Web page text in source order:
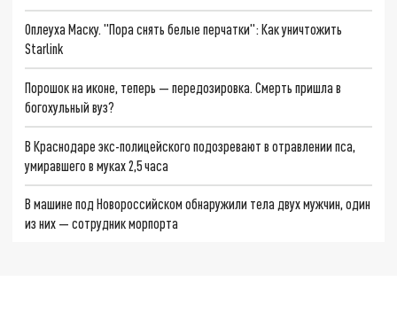
Оплеуха Маску. "Пора снять белые перчатки": Как уничтожить
Starlink
Порошок на иконе, теперь — передозировка. Смерть пришла в
богохульный вуз?
В Краснодаре экс-полицейского подозревают в отравлении пса,
умиравшего в муках 2,5 часа
В машине под Новороссийском обнаружили тела двух мужчин, один
из них — сотрудник морпорта